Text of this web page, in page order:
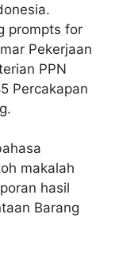
prompts for
Pekerjaan
PPN
Percakapan
makalah
hasil
Barang